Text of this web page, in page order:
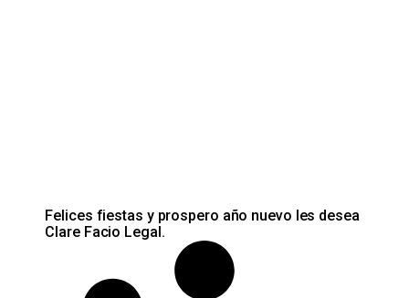
Felices fiestas y prospero año nuevo les desea
Clare Facio Legal.